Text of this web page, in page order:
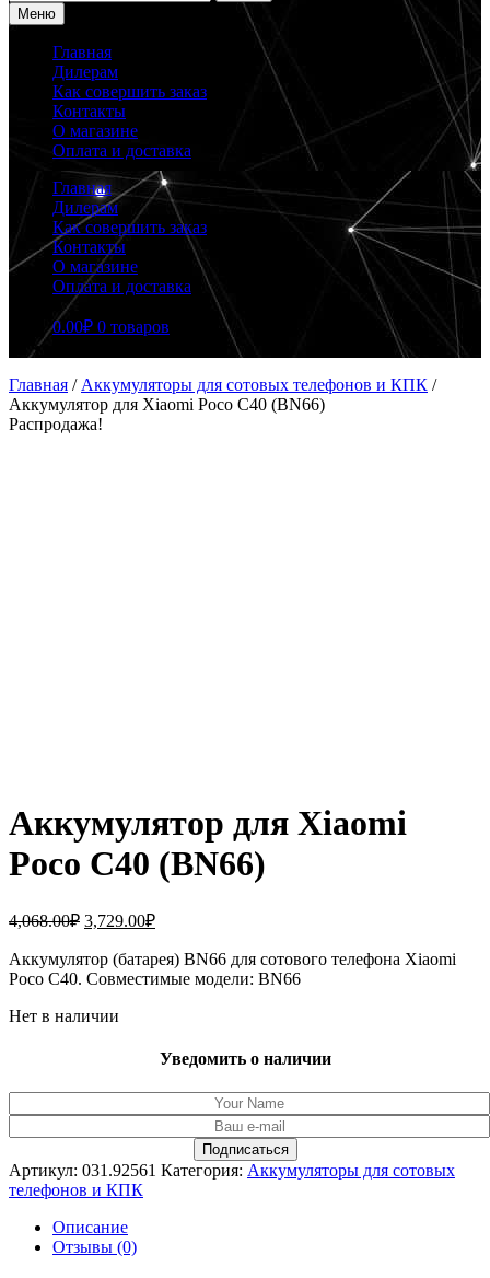
Меню
Главная
Дилерам
Как совершить заказ
Контакты
О магазине
Оплата и доставка
Главная
Дилерам
Как совершить заказ
Контакты
О магазине
Оплата и доставка
0.00₽ 0 товаров
Главная / Аккумуляторы для сотовых телефонов и КПК /
Аккумулятор для Xiaomi Poco С40 (BN66)
Распродажа!
Аккумулятор для Xiaomi
Poco С40 (BN66)
4,068.00₽ Первоначальная
составляла
4,068.00₽.
3,729.00₽Текущая
3,729.00₽.
Аккумулятор (батарея) BN66 для сотового телефона Xiaomi
Poco С40. Совместимые модели: BN66
Нет в наличии
Уведомить о наличии
Артикул: 031.92561 Категория: Аккумуляторы для сотовых
телефонов и КПК
Описание
Отзывы (0)